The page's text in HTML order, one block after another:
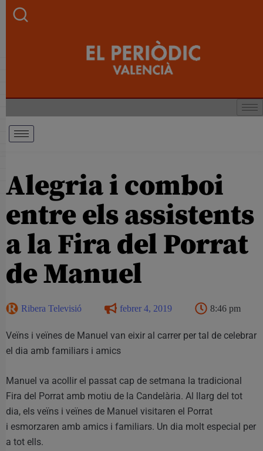
Alegria i comboi
entre els assistents
a la Fira del Porrat
de Manuel
Ribera Televisió febrer 4, 2019 8:46 pm
Veïns i veïnes de Manuel van eixir al carrer per tal de celebrar
el dia amb familiars i amics
Manuel va acollir el passat cap de setmana la tradicional
Fira del Porrat amb motiu de la Candelària. Al llarg del tot
dia, els veïns i veïnes de Manuel visitaren el Porrat
i esmorzaren amb amics i familiars. Un dia molt especial per
a tot ells.